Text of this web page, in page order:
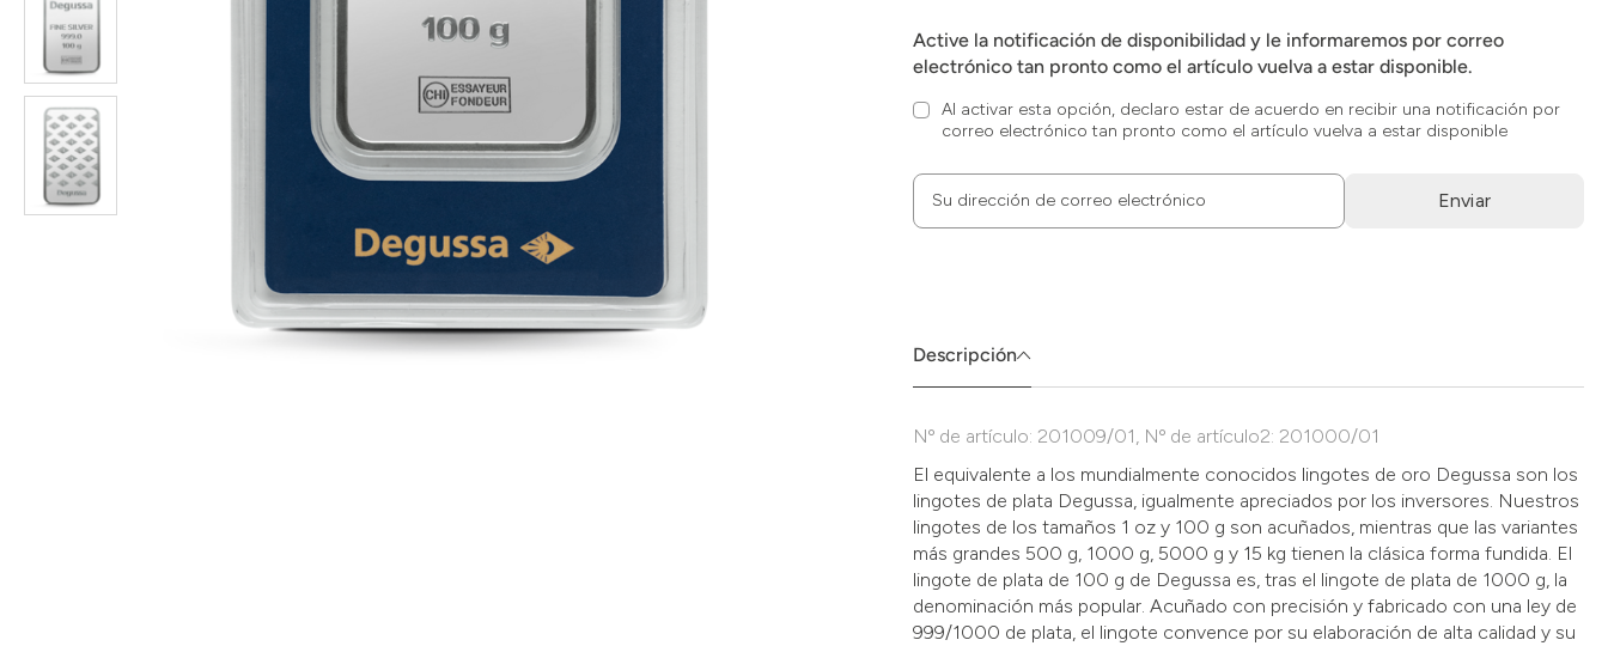
Active la notificación de disponibilidad y le informaremos por correo
electrónico tan pronto como el artículo vuelva a estar disponible.
Al activar esta opción, declaro estar de acuerdo en recibir una notificación por
correo electrónico tan pronto como el artículo vuelva a estar disponible
Su dirección de correo electrónico
Enviar
die
Zustimmung
Descripción
Nº de artículo: 201009/01, Nº de artículo2: 201000/01
El equivalente a los mundialmente conocidos lingotes de oro Degussa son los
lingotes de plata Degussa, igualmente apreciados por los inversores. Nuestros
lingotes de los tamaños 1 oz y 100 g son acuñados, mientras que las variantes
más grandes 500 g, 1000 g, 5000 g y 15 kg tienen la clásica forma fundida. El
lingote de plata de 100 g de Degussa es, tras el lingote de plata de 1000 g, la
denominación más popular. Acuñado con precisión y fabricado con una ley de
999/1000 de plata, el lingote convence por su elaboración de alta calidad y su